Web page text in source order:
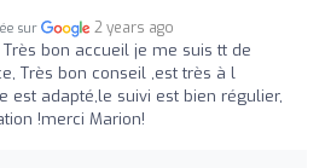
sur 2 years ago
Très bon accueil je me suis tt de
Très bon conseil ,est très à l
est adapté,le suivi est bien régulier,
!merci Marion!